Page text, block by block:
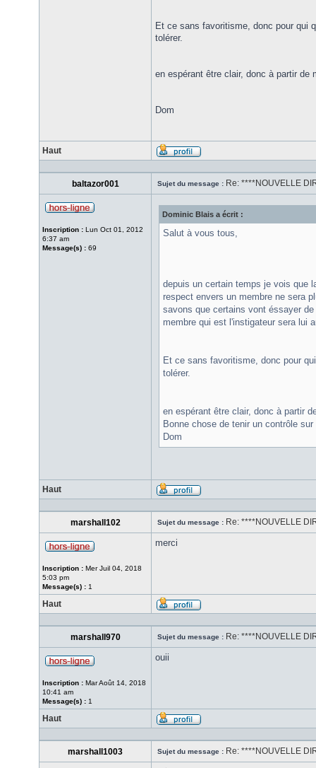
Et ce sans favoritisme, donc pour qui
tolérer.
en espérant être clair, donc à partir de
Dom
Haut
baltazor001 Sujet du message : Re: ****NOUVELLE
Inscription : Lun Oct 01, 2012
6:37 am
Message(s) : 69
Dominic Blais a écrit :
Salut à vous tous,
depuis un certain temps je vois que
respect envers un membre ne sera
savons que certains vont éssayer
membre qui est l'instigateur sera lui
Et ce sans favoritisme, donc pour
tolérer.
en espérant être clair, donc à partir
Bonne chose de tenir un contrôle
Dom
Haut
marshall102 Sujet du message : Re: ****NOUVELLE
Inscription : Mer Juil 04, 2018
5:03 pm
Message(s) : 1
merci
Haut
marshall970 Sujet du message : Re: ****NOUVELLE
Inscription : Mar Août 14, 2018
10:41 am
Message(s) : 1
ouii
Haut
marshall1003 Sujet du message : Re: ****NOUVELLE